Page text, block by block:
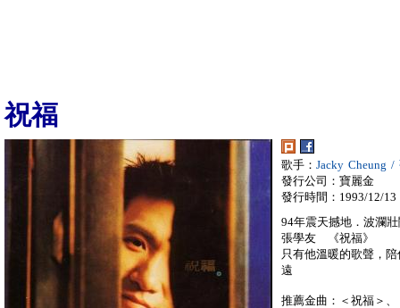
祝福
歌手： Jacky Cheung /
發行公司：寶麗金
發行時間：1993/12/13
94年震天撼地．波瀾
張學友 《祝福》
只有他溫暖的歌聲，
遠
推薦金曲：＜祝福＞